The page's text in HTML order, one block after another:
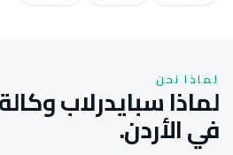
لماذا نحن
لماذا سبايدرلاب
في الأردن.